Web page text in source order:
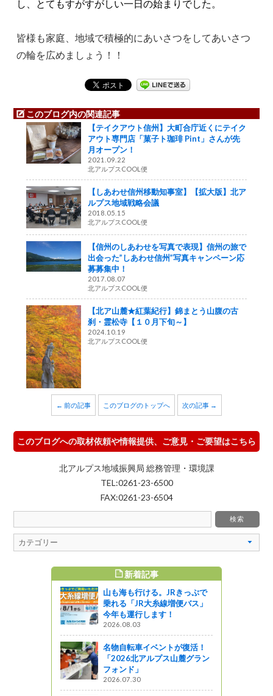
し、とてもすがすがしい一日の始まりでした。
皆様も家庭、地域で積極的にあいさつをしてあいさつ
の輪を広めましょう！！
このブログ内の関連記事
【テイクアウト信州】大町合庁近くにテイク
アウト専門店「菓子ト珈琲 Pint」さんが先
月オープン！
2021.09.22
北アルプスCOOL便
【しあわせ信州移動知事室】【拡大版】北ア
ルプス地域戦略会議
2018.05.15
北アルプスCOOL便
【信州のしあわせを写真で表現】信州の旅で
出会った”しあわせ信州”写真キャンペーン応
募募集中！
2017.08.07
北アルプスCOOL便
【北ア山麓★紅葉紀行】錦まとう山腹の古
刹・霊松寺【１０月下旬～】
2024.10.19
北アルプスCOOL便
← 前の記事 このブログのトップへ 次の記事 →
このブログへの取材依頼や情報提供、ご意見・ご要望はこちら
北アルプス地域振興局 総務管理・環境課
TEL:0261-23-6500
FAX:0261-23-6504
新着記事
山も海も行ける。JRきっぷで
乗れる「JR大糸線増便バス」
今年も運行します！
2026.08.03
名物自転車イベントが復活！
「2026北アルプス山麓グラン
フォンド」
2026.07.30